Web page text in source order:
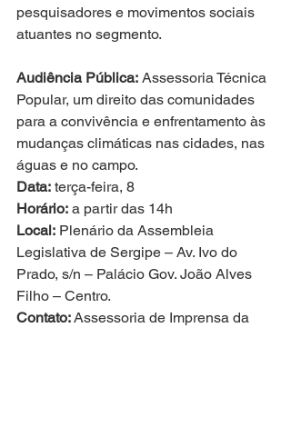
pesquisadores e movimentos sociais
atuantes no segmento.
Audiência Pública: Assessoria Técnica
Popular, um direito das comunidades
para a convivência e enfrentamento às
mudanças climáticas nas cidades, nas
águas e no campo.
Data: terça-feira, 8
Horário: a partir das 14h
Local: Plenário da Assembleia
Legislativa de Sergipe – Av. Ivo do
Prado, s/n – Palácio Gov. João Alves
Filho – Centro.
Contato: Assessoria de Imprensa da